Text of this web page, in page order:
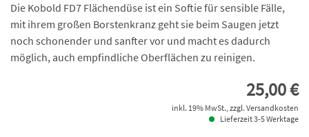
Die Kobold FD7 Flächendüse ist ein Softie für sensible Fälle,
mit ihrem großen Borstenkranz geht sie beim Saugen jetzt
noch schonender und sanfter vor und macht es dadurch
möglich, auch empfindliche Oberflächen zu reinigen.
25,00 €
inkl. 19% MwSt., zzgl. Versandkosten
Lieferzeit 3-5 Werktage